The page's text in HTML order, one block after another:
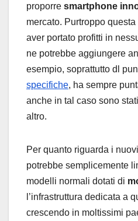
proporre smartphone
mercato. Purtroppo
aver portato profitti in
ne potrebbe aggiungere
esempio, soprattutto dl
specifiche, ha sempre
anche in tal caso sono
altro.
Per quanto riguarda i
potrebbe semplicemente
modelli normali dotati di
l’infrastruttura dedicata a
crescendo in moltissimi